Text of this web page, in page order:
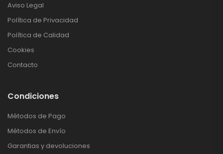
Aviso Legal
Política de Privacidad
Política de Calidad
Cookies
Contacto
Condiciones
Métodos de Pago
Métodos de Envío
Garantias y devoluciones